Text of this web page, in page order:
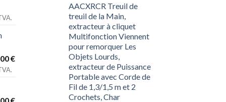
€
AACXRCR Treuil de
treuil de la Main,
extracteur à cliquet
Multifonction Viennent
pour remorquer Les
Objets Lourds,
extracteur de Puissance
Portable avec Corde de
Fil de 1,3/1,5 m et 2
Crochets, Char